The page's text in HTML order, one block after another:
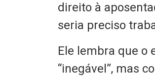
direito à
seria preciso
Ele lembra que o
“inegável”, mas